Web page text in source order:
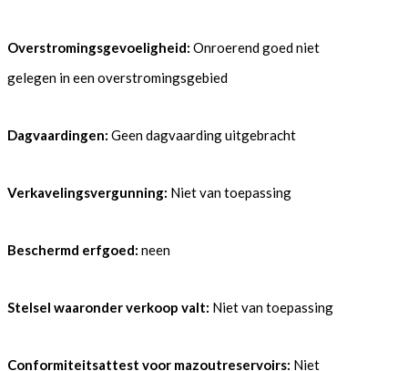
Overstromingsgevoeligheid: Onroerend goed niet
gelegen in een overstromingsgebied
Dagvaardingen: Geen dagvaarding uitgebracht
Verkavelingsvergunning: Niet van toepassing
Beschermd erfgoed: neen
Stelsel waaronder verkoop valt: Niet van toepassing
Conformiteitsattest voor mazoutreservoirs: Niet